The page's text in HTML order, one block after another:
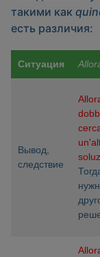
такими как
есть различия:
Ситуация
Вывод,
следствие